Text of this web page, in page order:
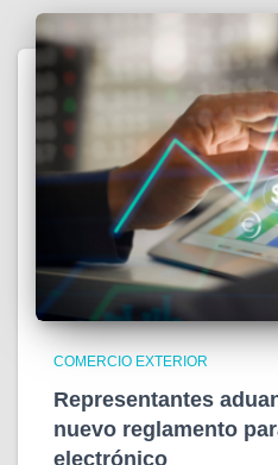
COMERCIO EXTERIOR
Representantes
nuevo reglamento
electrónico